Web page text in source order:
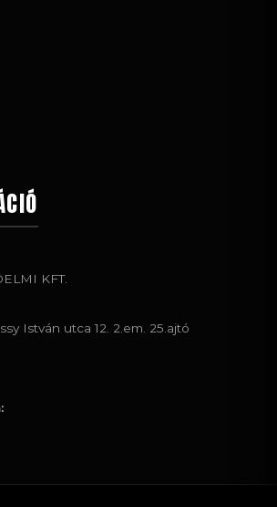
KFT.
István utca 12. 2.em. 25.ajtó